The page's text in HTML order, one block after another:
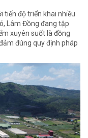
tiến độ triển khai nhiều
Lâm Đồng đang tập
xuyên suốt là đồng
đúng quy định pháp